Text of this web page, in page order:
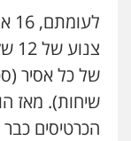
שיחות). מאז
הכרטיסים